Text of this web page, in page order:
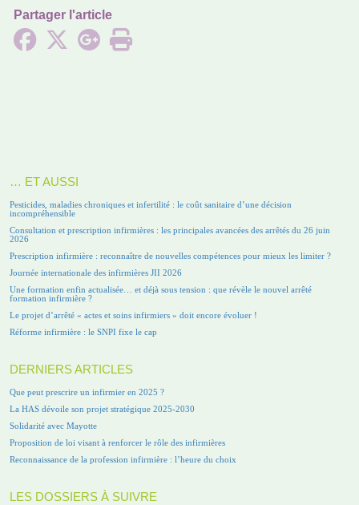
Partager l'article
… ET AUSSI
Pesticides, maladies chroniques et infertilité : le coût sanitaire d’une décision
incompréhensible
Consultation et prescription infirmières : les principales avancées des arrêtés du 26 juin
2026
Prescription infirmière : reconnaître de nouvelles compétences pour mieux les limiter ?
Journée internationale des infirmières JII 2026
Une formation enfin actualisée… et déjà sous tension : que révèle le nouvel arrêté
formation infirmière ?
Le projet d’arrêté « actes et soins infirmiers » doit encore évoluer !
Réforme infirmière : le SNPI fixe le cap
DERNIERS ARTICLES
Que peut prescrire un infirmier en 2025 ?
La HAS dévoile son projet stratégique 2025-2030
Solidarité avec Mayotte
Proposition de loi visant à renforcer le rôle des infirmières
Reconnaissance de la profession infirmière : l’heure du choix
LES DOSSIERS À SUIVRE